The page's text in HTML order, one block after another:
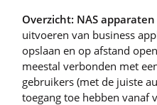
Overzicht: NAS
uitvoeren van business
opslaan en op afstand
meestal verbonden met
gebruikers (met de juiste
toegang toe hebben vanaf